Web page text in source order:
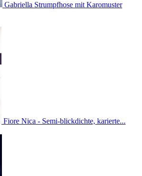
Gabriella Strumpfhose mit Karomuster
Fiore Nica - Semi-blickdichte, karierte...